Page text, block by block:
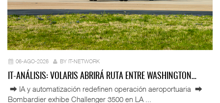
06-AGO-2026 BY IT-NETWORK
IT-ANÁLISIS: VOLARIS ABRIRÁ RUTA ENTRE WASHINGTON…
⮕ IA y automatización redefinen operación aeroportuaria ⮕
Bombardier exhibe Challenger 3500 en LA ...